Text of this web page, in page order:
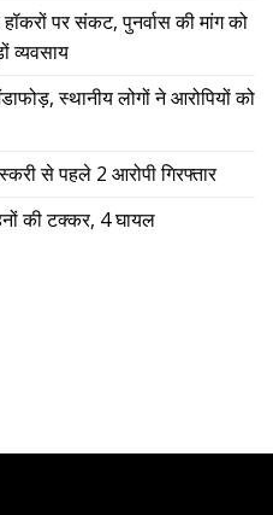
पर संकट, पुनर्वास की मांग को
व्यवसाय
स्थानीय लोगों ने आरोपियों को
से पहले 2 आरोपी गिरफ्तार
की टक्कर, 4 घायल